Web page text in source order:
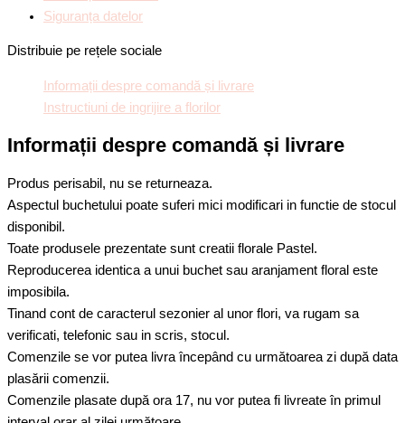
Siguranța datelor
Distribuie pe rețele sociale
Informații despre comandă și livrare
Instructiuni de ingrijire a florilor
Informații despre comandă și livrare
Produs perisabil, nu se returneaza.
Aspectul buchetului poate suferi mici modificari in functie de stocul
disponibil.
Toate produsele prezentate sunt creatii florale Pastel.
Reproducerea identica a unui buchet sau aranjament floral este
imposibila.
Tinand cont de caracterul sezonier al unor flori, va rugam sa
verificati, telefonic sau in scris, stocul.
Comenzile se vor putea livra începând cu următoarea zi după data
plasării comenzii.
Comenzile plasate după ora 17, nu vor putea fi livreate în primul